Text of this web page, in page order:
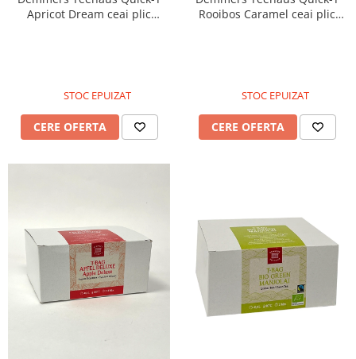
Apricot Dream ceai plic
STOC EPUIZAT
CERE OFERTA
Rooibos Caramel ceai plic
STOC EPUIZAT
CERE OFERTA